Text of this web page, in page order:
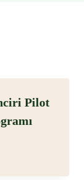
Pilot